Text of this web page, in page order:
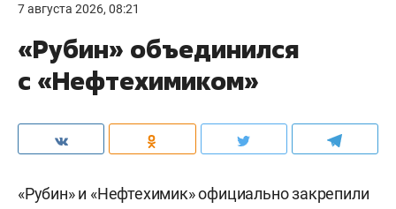
7 августа 2026, 08:21
«Рубин» объединился
с «Нефтехимиком»
«Рубин» и «Нефтехимик» официально закрепили